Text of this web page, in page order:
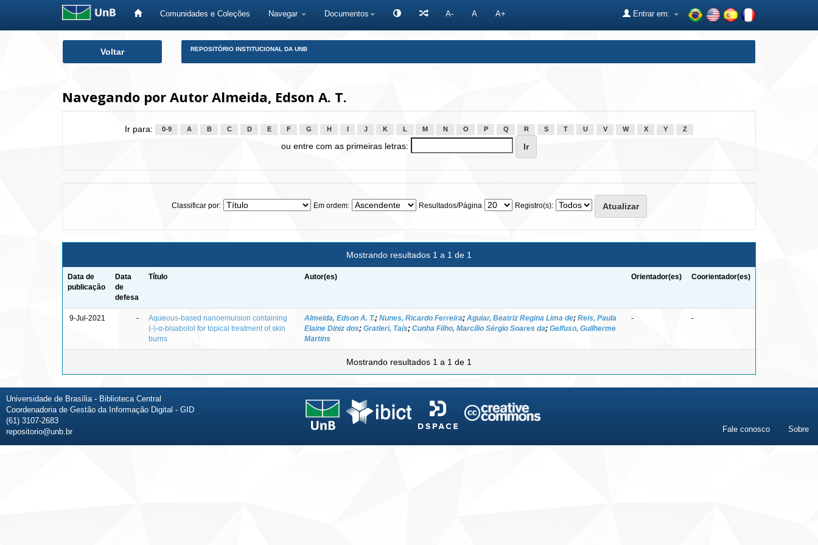
Comunidades e Coleções Navegar Documentos A- A A+ Entrar em:
Voltar REPOSITÓRIO INSTITUCIONAL DA UNB
Navegando por Autor Almeida, Edson A. T.
Ir para: 0-9 A B C D E F G H J K L M N O P Q R S T U V W X Y Z
ou entre com as primeiras letras:
Classificar por: Em ordem: Resultados/Página Registro(s):
Mostrando resultados 1 a 1 de 1
Data de
publicação
Data
de
defesa
Título Autor(es) Orientador(es) Coorientador(es)
9-Jul-2021 -
Aqueous-based nanoemulsion containing
(-)-α-bisabolol for topical treatment of skin
burns
Almeida, Edson A. T.; Nunes, Ricardo Ferreira; Aguiar, Beatriz Regina Lima de; Reis, Paula
Elaine Diniz dos; Gratieri, Taís; Cunha Filho, Marcílio Sérgio Soares da; Gelfuso, Guilherme
Martins
- -
Mostrando resultados 1 a 1 de 1
Universidade de Brasília - Biblioteca Central
Coordenadoria de Gestão da Informação Digital - GID
(61) 3107-2683
repositorio@unb.br
Fale conosco Sobre